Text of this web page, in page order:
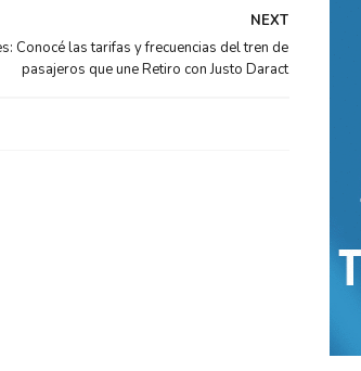
NEXT
Conocé las tarifas y frecuencias del tren de
pasajeros que une Retiro con Justo Daract